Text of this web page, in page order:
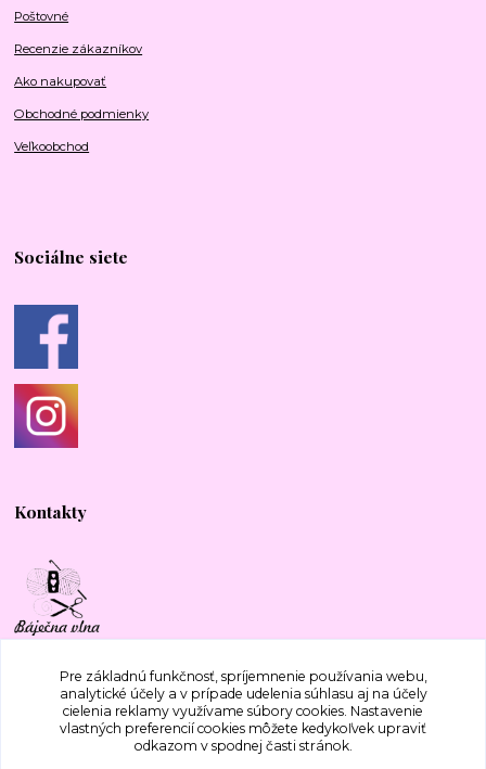
Poštovné
Recenzie zákazníkov
Ako nakupovať
Obchodné podmienky
Veľkoobchod
Sociálne siete
Kontakty
+421 917 577 388
bajecnavlna@gmail.com
Pre základnú funkčnosť, spríjemnenie používania webu,
analytické účely a v prípade udelenia súhlasu aj na účely
cielenia reklamy využívame súbory cookies. Nastavenie
vlastných preferencií cookies môžete kedykoľvek upraviť
odkazom v spodnej časti stránok.